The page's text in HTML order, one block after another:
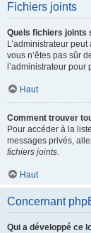
Fichiers joints
Quels fichiers joints
L’administrateur
vous n’êtes pas sûr
l’administrateur pour
Haut
Comment trouver
Pour accéder à la
messages privés,
fichiers joints.
Haut
Concernant
Qui a développé ce